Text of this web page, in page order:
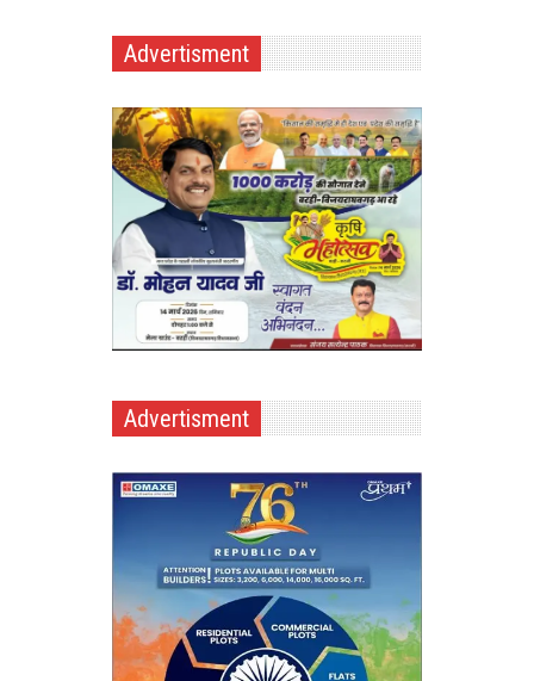
Advertisment
Advertisment